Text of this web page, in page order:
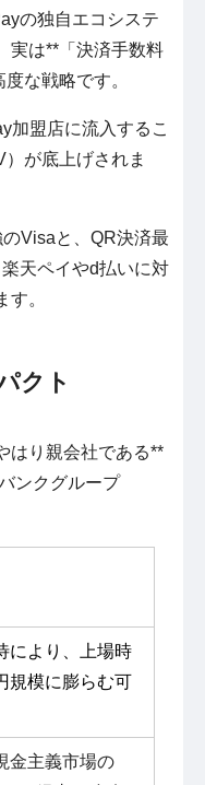
の独自エコシステ
実は**「決済手数料
な戦略です。
加盟店に流入するこ
が底上げされま
Visaと、QR決済最
天ペイやd払いに対
。
クト
はり親会社である**
ンクグループ
により、上場時
規模に膨らむ可
金主義市場の